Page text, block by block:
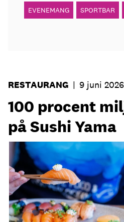
EVENEMANG SPORTBAR
RESTAURANG | 9 juni 2026
100 procent
på Sushi Yama